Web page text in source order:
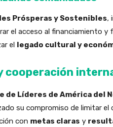
Prósperas y Sostenibles,
el acceso al financiamiento y
el legado cultural y
cooperación
de Líderes de América del
su compromiso de limitar
con metas claras y